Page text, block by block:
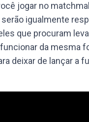
jogar no
igualmente
que procuram
da mesma
deixar de lançar a